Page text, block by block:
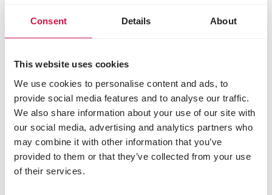
Consent Details About
This website uses cookies
We use cookies to personalise content and ads, to
provide social media features and to analyse our traffic.
We also share information about your use of our site with
our social media, advertising and analytics partners who
may combine it with other information that you’ve
provided to them or that they’ve collected from your use
of their services.